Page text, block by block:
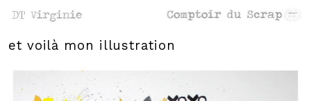
et voilà mon illustration